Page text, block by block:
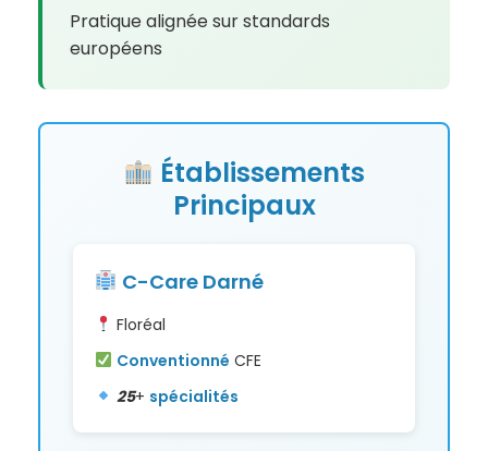
Pratique alignée sur standards
européens
Établissements
Principaux
C-Care Darné
Floréal
Conventionné CFE
25+ spécialités